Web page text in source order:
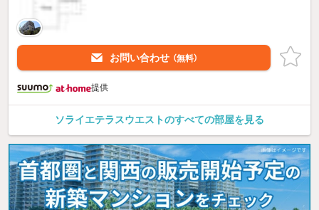
お問い合わせ （無料）
提供
ソライエテラスウエストのすべての部屋を見る